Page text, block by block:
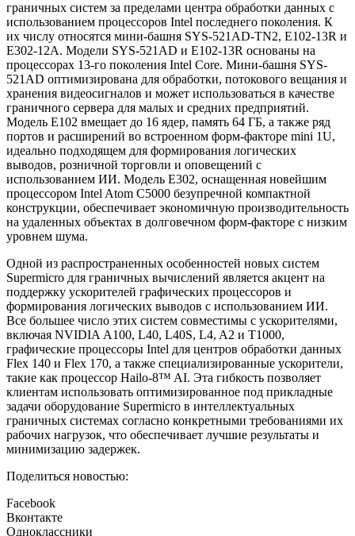
граничных систем за пределами центра обработки данных с
использованием процессоров Intel последнего поколения. К
их числу относятся мини-башня SYS-521AD-TN2, E102-13R и
E302-12A. Модели SYS-521AD и E102-13R основаны на
процессорах 13-го поколения Intel Core. Мини-башня SYS-
521AD оптимизирована для обработки, потокового вещания и
хранения видеосигналов и может использоваться в качестве
граничного сервера для малых и средних предприятий.
Модель Е102 вмещает до 16 ядер, память 64 ГБ, а также ряд
портов и расширений во встроенном форм-факторе mini 1U,
идеально подходящем для формирования логических
выводов, розничной торговли и оповещений с
использованием ИИ. Модель Е302, оснащенная новейшим
процессором Intel Atom C5000 безупречной компактной
конструкции, обеспечивает экономичную производительность
на удаленных объектах в долговечном форм-факторе с низким
уровнем шума.
Одной из распространенных особенностей новых систем
Supermicro для граничных вычислений является акцент на
поддержку ускорителей графических процессоров и
формирования логических выводов с использованием ИИ.
Все большее число этих систем совместимы с ускорителями,
включая NVIDIA А100, L40, L40S, L4, A2 и Т1000,
графические процессоры Intel для центров обработки данных
Flex 140 и Flex 170, а также специализированные ускорители,
такие как процессор Hailo-8™ AI. Эта гибкость позволяет
клиентам использовать оптимизированное под прикладные
задачи оборудование Supermicro в интеллектуальных
граничных системах согласно конкретными требованиями их
рабочих нагрузок, что обеспечивает лучшие результаты и
минимизацию задержек.
Поделиться новостью:
Facebook
Вконтакте
Одноклассники